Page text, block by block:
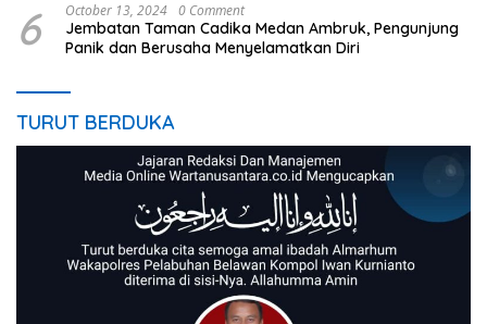
6 October 13, 2024 0 Comment
Jembatan Taman Cadika Medan Ambruk, Pengunjung
Panik dan Berusaha Menyelamatkan Diri
TURUT BERDUKA